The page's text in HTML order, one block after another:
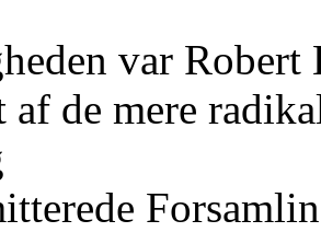
var Robert
de mere